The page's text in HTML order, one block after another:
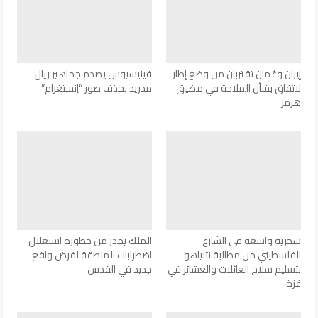
إيران وعُمان تقتربان من وضع إطار
لاتفاق بشأن الملاحة في مضيق
هرمز
فينيسيوس يصدم جماهير ريال
مدريد بحذف صور “إنستغرام”
سخرية واسعة في الشارع
الفلسطيني من مطالبة نتنياهو
بتسليم سلاح العائلات والعشائر في
غزة
الملك يحذر من خطورة استغلال
اضطرابات المنطقة لفرض واقع
جديد في القدس